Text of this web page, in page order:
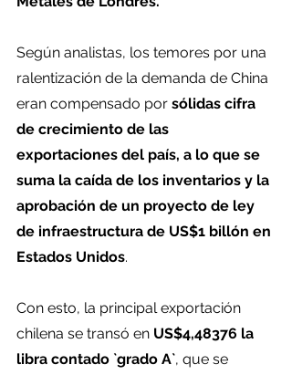
Según analistas, los temores por una
ralentización de la demanda de China
eran compensado por sólidas cifra
de crecimiento de las
exportaciones del país, a lo que se
suma la caída de los inventarios y la
aprobación de un proyecto de ley
de infraestructura de US$1 billón en
Estados Unidos.
Con esto, la principal exportación
chilena se transó en US$4,48376 la
libra contado `grado A`, que se